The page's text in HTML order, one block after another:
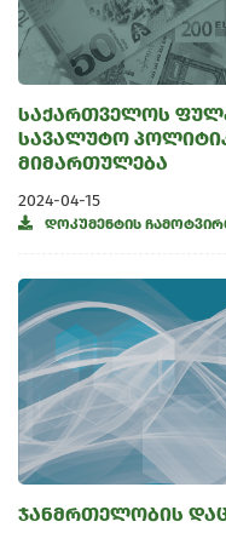
საქართველოს
სავალუტო
მიმართულება
2024-04-15
დოკუმენტის
ჯანმრთელობის